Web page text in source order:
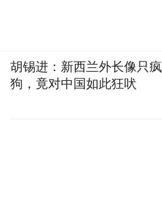
胡锡进：新西兰外长像只疯
狗，竟对中国如此狂吠